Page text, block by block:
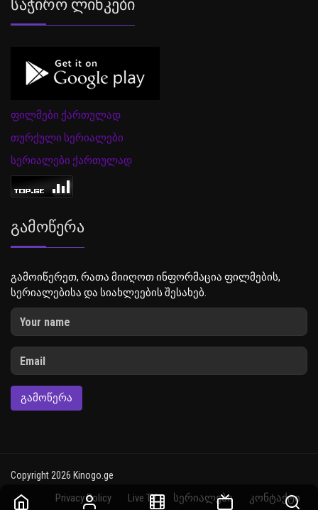
Საჭირო Ლინკები
ფილმები ქართულად
თურქული სერიალები
სერიალები ქართულად
Გამოწერა
გამოიწერეთ, რათა მიიღოთ ინფორმაცია ფილმების,
სერიალებისა და სიახლეების შესახებ.
ᲒᲐᲛᲝᲬᲔᲠᲐ
Copyright 2026 Kinogo.ge
Privacy Policy Live TV სერიალები კონტაქტი